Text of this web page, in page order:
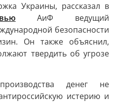
Украины, рассказал в
АиФ ведущий
безопасности
Он также объяснил,
твердить об угрозе
денег не
истерию и